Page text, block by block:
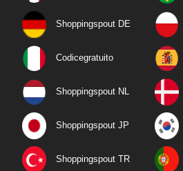
Shoppingspout DE
Codicegratuito
Shoppingspout NL
Shoppingspout JP
Shoppingspout TR